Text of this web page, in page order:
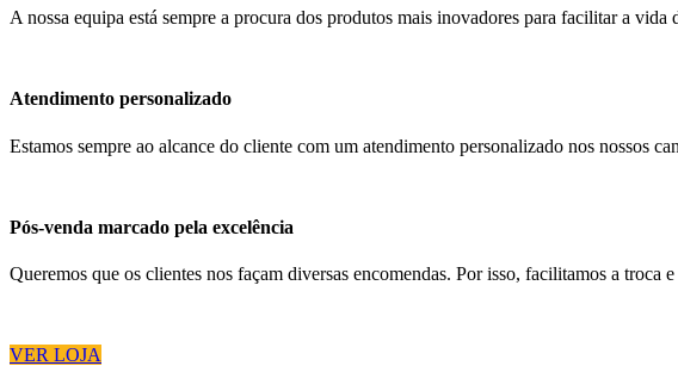
A nossa equipa está sempre a procura dos produtos mais inovadores para facilitar a vida
Atendimento personalizado
Estamos sempre ao alcance do cliente com um atendimento personalizado nos nossos
Pós-venda marcado pela excelência
Queremos que os clientes nos façam diversas encomendas. Por isso, facilitamos a troca
VER LOJA